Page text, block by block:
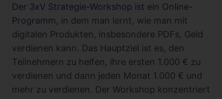
Der 3xV Strategie-Workshop ist ein Online-
Programm, in dem man lernt, wie man mit
digitalen Produkten, insbesondere PDFs, Geld
verdienen kann. Das Hauptziel ist es, den
Teilnehmern zu helfen, ihre ersten 1.000 € zu
verdienen und dann jeden Monat 1.000 € und
mehr zu verdienen. Der Workshop konzentriert